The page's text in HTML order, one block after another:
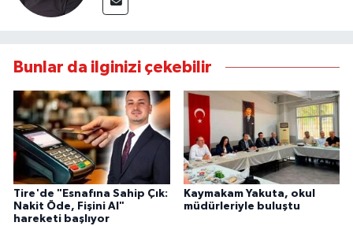
Bunlar da ilginizi çekebilir
Tire'de "Esnafına Sahip Çık:
Nakit Öde, Fişini Al"
hareketi başlıyor
Kaymakam Yakuta, okul
müdürleriyle buluştu